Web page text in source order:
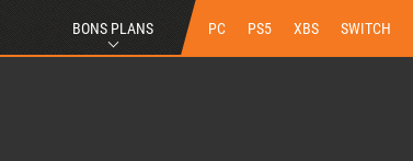
BONS PLANS PC PS5 XBS SWITCH